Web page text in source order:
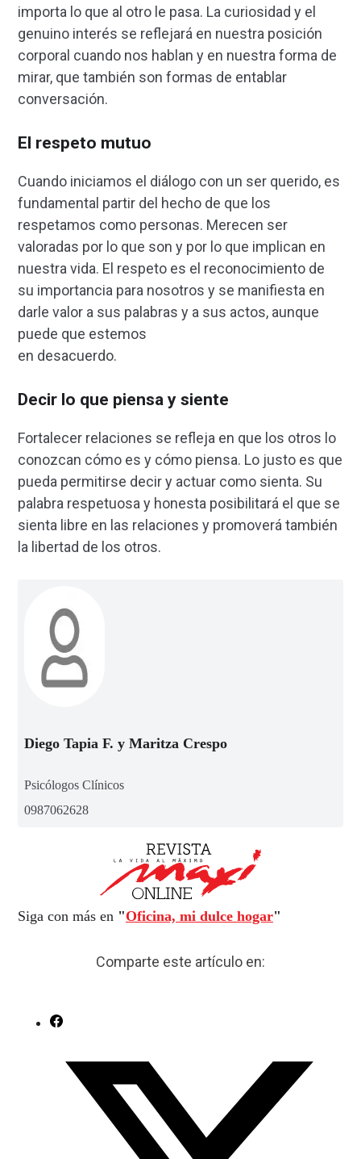
importa lo que al otro le pasa. La curiosidad y el
genuino interés se reflejará en nuestra posición
corporal cuando nos hablan y en nuestra forma de
mirar, que también son formas de entablar
conversación.
El respeto mutuo
Cuando iniciamos el diálogo con un ser querido, es
fundamental partir del hecho de que los
respetamos como personas. Merecen ser
valoradas por lo que son y por lo que implican en
nuestra vida. El respeto es el reconocimiento de
su importancia para nosotros y se manifiesta en
darle valor a sus palabras y a sus actos, aunque
puede que estemos
en desacuerdo.
Decir lo que piensa y siente
Fortalecer relaciones se refleja en que los otros lo
conozcan cómo es y cómo piensa. Lo justo es que
pueda permitirse decir y actuar como sienta. Su
palabra respetuosa y honesta posibilitará el que se
sienta libre en las relaciones y promoverá también
la libertad de los otros.
Diego Tapia F. y Maritza Crespo
Psicólogos Clínicos
0987062628
Siga con más en "Oficina, mi dulce hogar"
Comparte este artículo en: